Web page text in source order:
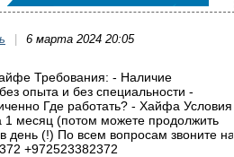
|
6 марта 2024 20:05
Требования: - Наличие
опыта и без специальности -
Где работать? - Хайфа Условия
месяц (потом можете продолжить
день (!) По всем вопросам звоните на
+972523382372